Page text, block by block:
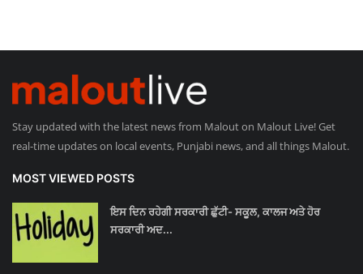
Stay updated with the latest news from Malout on Malout Live! Get
real-time updates on local events, Punjabi news, and all things Malout.
MOST VIEWED POSTS
ਇਸ ਦਿਨ ਰਹੇਗੀ ਸਰਕਾਰੀ ਛੁੱਟੀ- ਸਕੂਲ, ਕਾਲਜ ਅਤੇ ਹੋਰ
ਸਰਕਾਰੀ ਅਦ...